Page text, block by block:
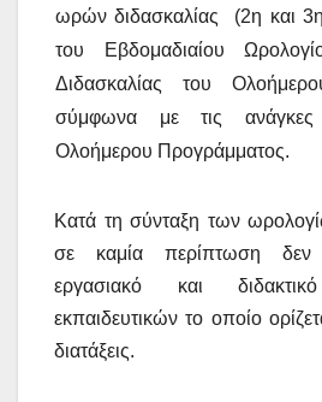
ωρών διδασκαλίας (2η και
του Εβδομαδιαίου
Διδασκαλίας του
σύμφωνα με τις ανάγκες
Ολοήμερου Προγράμματος.
Κατά τη σύνταξη των
σε καμία περίπτωση δεν
εργασιακό και
εκπαιδευτικών το οποίο
διατάξεις.